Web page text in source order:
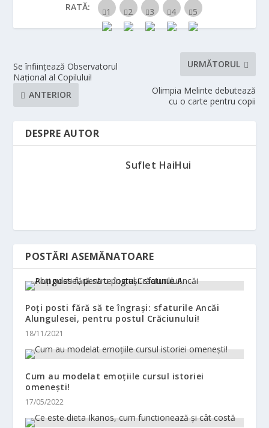
RATĂ:
Se înființează Observatorul
Național al Copilului!
ANTERIOR
URMĂTORUL
Olimpia Melinte debutează
cu o carte pentru copii
DESPRE AUTOR
Suflet HaiHui
POSTĂRI ASEMĂNATOARE
Poți posti fără să te îngrași: sfaturile Ancăi
Alungulesei, pentru postul Crăciunului!
18/11/2021
Cum au modelat emoțiile cursul istoriei
omenești!
17/05/2022